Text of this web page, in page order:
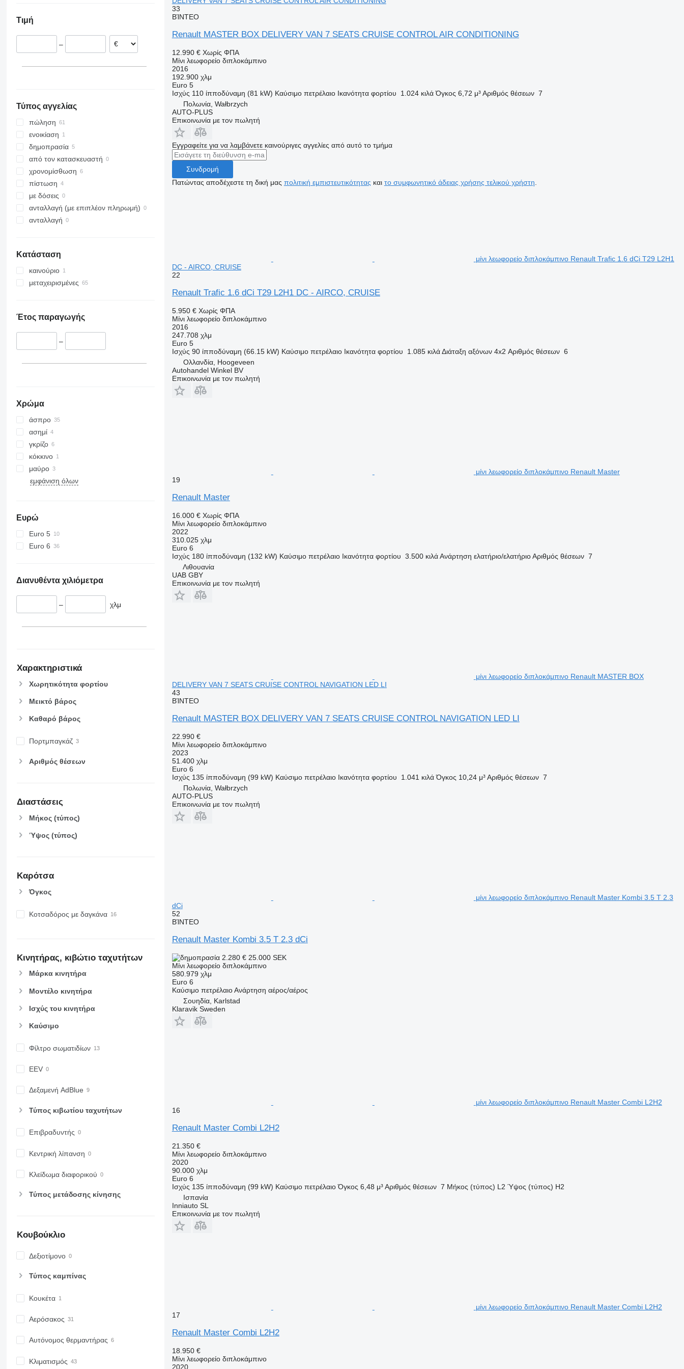
Λιθουανία
Ισπανία
Τιμή
–
Τύπος αγγελίας
πώληση
ενοικίαση
δημοπρασία
από τον κατασκευαστή
χρονομίσθωση
πίστωση
με δόσεις
ανταλλαγή (με επιπλέον πληρωμή)
ανταλλαγή
Κατάσταση
καινούριο
μεταχειρισμένες
Έτος παραγωγής
–
Χρώμα
άσπρο
ασημί
γκρίζο
κόκκινο
μαύρο
εμφάνιση όλων
Ευρώ
Euro 5
Euro 6
Διανυθέντα χιλιόμετρα
– χλμ
Χαρακτηριστικά
Χωρητικότητα φορτίου
Μεικτό βάρος
Καθαρό βάρος
Πορτμπαγκάζ
Αριθμός θέσεων
Διαστάσεις
Μήκος (τύπος)
Ύψος (τύπος)
Καρότσα
Όγκος
Κοτσαδόρος με δαγκάνα
Κινητήρας, κιβώτιο ταχυτήτων
Μάρκα κινητήρα
Μοντέλο κινητήρα
Ισχύς του κινητήρα
Καύσιμο
Φίλτρο σωματιδίων
EEV
Δεξαμενή AdBlue
Τύπος κιβωτίου ταχυτήτων
Επιβραδυντής
Κεντρική λίπανση
Κλείδωμα διαφορικού
Τύπος μετάδοσης κίνησης
Κουβούκλιο
Δεξιοτίμονο
Τύπος καμπίνας
Κουκέτα
Αερόσακος
Αυτόνομος θερμαντήρας
Κλιματισμός
33
ΒΊΝΤΕΟ
Renault MASTER BOX DELIVERY VAN 7 SEATS CRUISE CONTROL AIR CONDITIONING
12.990 € Χωρίς ΦΠΑ
Μίνι λεωφορείο διπλοκάμπινο
2016
192.900 χλμ
Euro 5
Ισχύς 110 ίπποδύναμη (81 kW) Καύσιμο πετρέλαιο Ικανότητα φορτίου 1.024 κιλά Όγκος 6,72 μ³ Αριθμός θέσεων 7
Πολωνία, Wałbrzych
AUTO-PLUS
Επικοινωνία με τον πωλητή
Εγγραφείτε για να λαμβάνετε καινούριγες αγγελίες από αυτό το τμήμα
Συνδρομή
Πατώντας αποδέχεστε τη δική μας πολιτική εμπιστευτικότητας και το συμφωνητικό άδειας χρήσης τελικού χρήστη
μίνι λεωφορείο διπλοκάμπινο Renault Trafic 1.6 dCi T29 L2H1
DC - AIRCO, CRUISE
22
Renault Trafic 1.6 dCi T29 L2H1 DC - AIRCO, CRUISE
5.950 € Χωρίς ΦΠΑ
Μίνι λεωφορείο διπλοκάμπινο
2016
247.708 χλμ
Euro 5
Ισχύς 90 ίπποδύναμη (66.15 kW) Καύσιμο πετρέλαιο Ικανότητα φορτίου 1.085 κιλά Διάταξη αξόνων 4x2 Αριθμός θέσεων 6
Ολλανδία, Hoogeveen
Autohandel Winkel BV
Επικοινωνία με τον πωλητή
μίνι λεωφορείο διπλοκάμπινο Renault Master
19
Renault Master
16.000 € Χωρίς ΦΠΑ
Μίνι λεωφορείο διπλοκάμπινο
2022
310.025 χλμ
Euro 6
Ισχύς 180 ίπποδύναμη (132 kW) Καύσιμο πετρέλαιο Ικανότητα φορτίου 3.500 κιλά Ανάρτηση ελατήριο/ελατήριο Αριθμός θέσεων 7
Λιθουανία
UAB GBY
Επικοινωνία με τον πωλητή
μίνι λεωφορείο διπλοκάμπινο Renault MASTER BOX
DELIVERY VAN 7 SEATS CRUISE CONTROL NAVIGATION LED LI
43
ΒΊΝΤΕΟ
Renault MASTER BOX DELIVERY VAN 7 SEATS CRUISE CONTROL NAVIGATION LED LI
22.990 €
Μίνι λεωφορείο διπλοκάμπινο
2023
51.400 χλμ
Euro 6
Ισχύς 135 ίπποδύναμη (99 kW) Καύσιμο πετρέλαιο Ικανότητα φορτίου 1.041 κιλά Όγκος 10,24 μ³ Αριθμός θέσεων 7
Πολωνία, Wałbrzych
AUTO-PLUS
Επικοινωνία με τον πωλητή
μίνι λεωφορείο διπλοκάμπινο Renault Master Kombi 3.5 T 2.3
dCi
52
ΒΊΝΤΕΟ
Renault Master Kombi 3.5 T 2.3 dCi
2.280 € 25.000 SEK
Μίνι λεωφορείο διπλοκάμπινο
580.979 χλμ
Euro 6
Καύσιμο πετρέλαιο Ανάρτηση αέρος/αέρος
Σουηδία, Karlstad
Klaravik Sweden
μίνι λεωφορείο διπλοκάμπινο Renault Master Combi L2H2
16
Renault Master Combi L2H2
21.350 €
Μίνι λεωφορείο διπλοκάμπινο
2020
90.000 χλμ
Euro 6
Ισχύς 135 ίπποδύναμη (99 kW) Καύσιμο πετρέλαιο Όγκος 6,48 μ³ Αριθμός θέσεων 7 Μήκος (τύπος) L2 Ύψος (τύπος) H2
Ισπανία
Inniauto SL
Επικοινωνία με τον πωλητή
μίνι λεωφορείο διπλοκάμπινο Renault Master Combi L2H2
17
Renault Master Combi L2H2
18.950 €
Μίνι λεωφορείο διπλοκάμπινο
2020